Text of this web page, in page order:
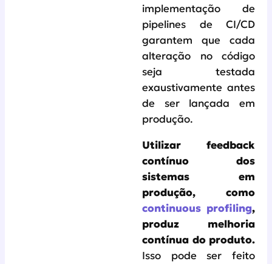
implementação de
pipelines de CI/CD
garantem que cada
alteração no código
seja testada
exaustivamente antes
de ser lançada em
produção.
Utilizar feedback
contínuo dos
sistemas em
produção, como
continuous profiling,
produz melhoria
contínua do produto.
Isso pode ser feito